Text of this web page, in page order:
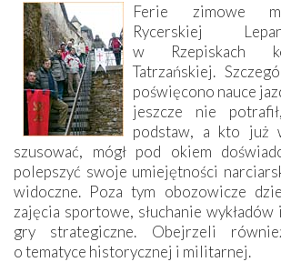
Ferie zimowe
Rycerskiej
w Rzepiskach
Tatrzańskiej.
poświęcono nauce
jeszcze nie
podstaw, a kto już
szusować, mógł pod okiem
polepszyć swoje umiejętności
widoczne. Poza tym obozowicze
zajęcia sportowe, słuchanie wykładów
gry strategiczne. Obejrzeli
o tematyce historycznej i militarnej.